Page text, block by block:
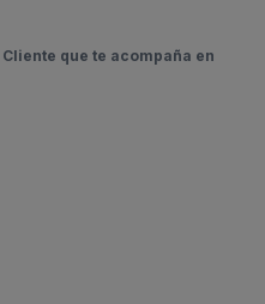
que te acompaña en